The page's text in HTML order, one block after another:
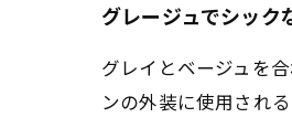
グレージュでシック
グレイとベージュを
ンの外装に使用され